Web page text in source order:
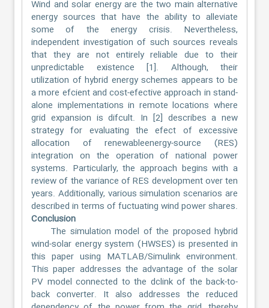
Wind and solar energy are the two main alternative
energy sources that have the ability to alleviate
some of the energy crisis. Nevertheless,
independent investigation of such sources reveals
that they are not entirely reliable due to their
unpredictable existence [1]. Although, their
utilization of hybrid energy schemes appears to be
a more efcient and cost-efective approach in stand-
alone implementations in remote locations where
grid expansion is difcult. In [2] describes a new
strategy for evaluating the efect of excessive
allocation of renewableenergy-source (RES)
integration on the operation of national power
systems. Particularly, the approach begins with a
review of the variance of RES development over ten
years. Additionally, various simulation scenarios are
described in terms of fuctuating wind power shares.
Conclusion
The simulation model of the proposed hybrid
wind-solar energy system (HWSES) is presented in
this paper using MATLAB/Simulink environment.
This paper addresses the advantage of the solar
PV model connected to the dclink of the back-to-
back converter. It also addresses the reduced